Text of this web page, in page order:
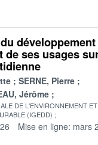
de ses usages
SERNE, Pierre
Jérôme
DE L'ENVIRONNEMENT
(IGEDD)
Mise en ligne: mars